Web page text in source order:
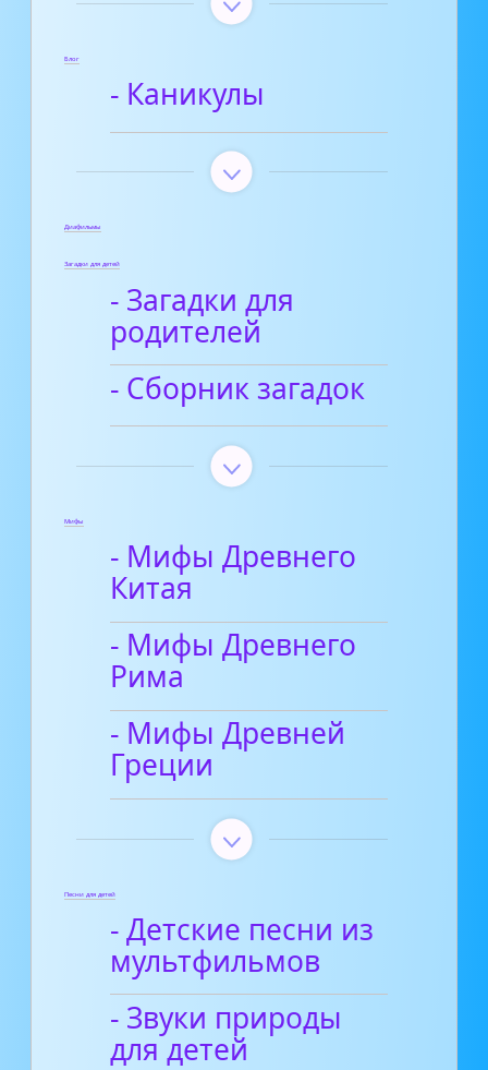
Блог
- Каникулы
Диафильмы
Загадки для детей
- Загадки для
родителей
- Сборник загадок
Мифы
- Мифы Древнего
Китая
- Мифы Древнего
Рима
- Мифы Древней
Греции
Песни для детей
- Детские песни из
мультфильмов
- Звуки природы
для детей